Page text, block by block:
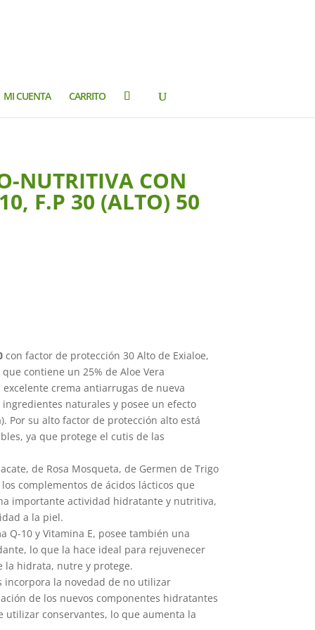
MI CUENTA CARRITO
NUTRITIVA CON
F.P 30 (ALTO) 50
con factor de protección 30 Alto de Exialoe,
contiene un 25% de Aloe Vera
crema antiarrugas de nueva
naturales y posee un efecto
Por su alto factor de protección alto está
ya que protege el cutis de las
de Rosa Mosqueta, de Germen de Trigo
complementos de ácidos lácticos que
importante actividad hidratante y nutritiva,
a la piel.
Q-10 y Vitamina E, posee también una
lo que la hace ideal para rejuvenecer
la hidrata, nutre y protege.
incorpora la novedad de no utilizar
de los nuevos componentes hidratantes
utilizar conservantes, lo que aumenta la